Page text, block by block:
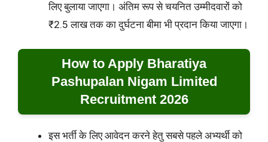
लिए बुलाया जाएगा। अंतिम रूप से चयनित उम्मीदवारों को
₹2.5 लाख तक का दुर्घटना बीमा भी प्रदान किया जाएगा।
How to Apply Bharatiya
Pashupalan Nigam Limited
Recruitment 2026
इस भर्ती के लिए आवेदन करने हेतु सबसे पहले अभ्यर्थी को